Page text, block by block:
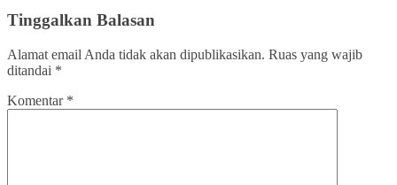
Tinggalkan Balasan
Alamat email Anda tidak akan dipublikasikan. Ruas yang wajib
ditandai *
Komentar *